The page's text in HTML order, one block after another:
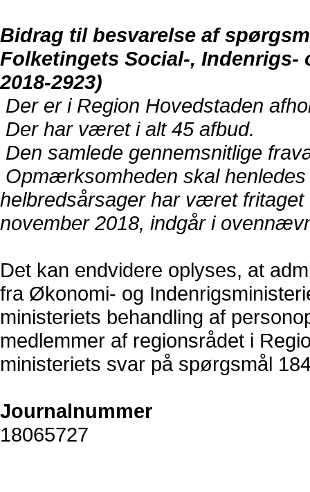
Bidrag til besvarelse af
Folketingets Social-,
2018-2923)
Der er i Region Hovedstaden
Der har været i alt 45 afbud.
Den samlede gennemsnitlige
Opmærksomheden skal
helbredsårsager har været
november 2018, indgår i
Det kan endvidere oplyses, at
fra Økonomi- og
ministeriets behandling af
medlemmer af regionsrådet i
ministeriets svar på spørgsmål
Journalnummer
18065727